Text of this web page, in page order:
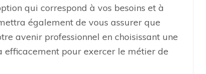
qui correspond à vos besoins et à
également de vous assurer que
avenir professionnel en choisissant une
pour exercer le métier de